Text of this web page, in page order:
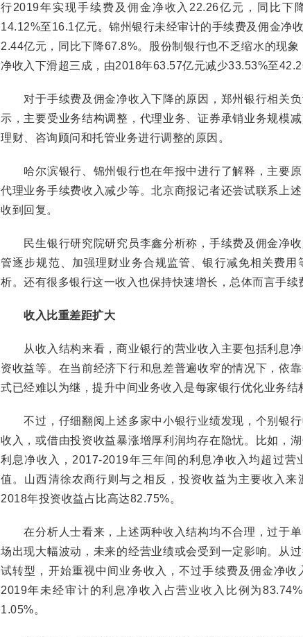
行2019年实现手续费及佣金净收入22.26亿元，同比下
14.12%至16.1亿元。锦州银行未经审计的手续费及佣金净
2.44亿元，同比下降67.8%。股份制银行也不乏缩水的现
净收入下滑超三成，由2018年63.57亿元减少33.53%至
对于手续费及佣金净收入下降的原因，郑州银行相关负
示，主要受业务结构调整，代理业务、证券承销业务规模
理财、咨询顾问和托管业务进行调整的原因。
哈尔滨银行、锦州银行也在年报中进行了解释，主要原
代理业务手续费收入减少等。北京商报记者还尝试联系上
收到回复。
民生银行研究院研究员李鑫分析称，手续费及佣金净收
管逐步规范、加强理财业务合规监管、银行减免相关费
析。还有很多银行这一收入也保持快速增长，总体而言手续
收入比重差距扩大
从收入结构来看，商业银行的营业收入主要包括利息净
资收益等。在当前经济下行和息差普遍收窄的情况下，依
式已经难以为继，提升中间业务收入是每家银行优化业务结
不过，仔细翻阅上述多家中小银行业绩发现，个别银行
收入，或借由投资收益暴涨增厚利润均存在隐忧。比如，
利息净收入，2017-2019年三年间的利息净收入均超过营
值。山西清徐农商行则与之相反，投资收益为主要收入来
2018年投资收益占比高达82.75%。
在分析人士看来，上述两种收入结构均不合理，过于单
场出现大幅波动，未来的经营业绩或会受到一定影响。从
试转型，开始重视中间业务收入，不过手续费及佣金净
2019年未经审计的利息净收入占营业收入比例为
1.05%。